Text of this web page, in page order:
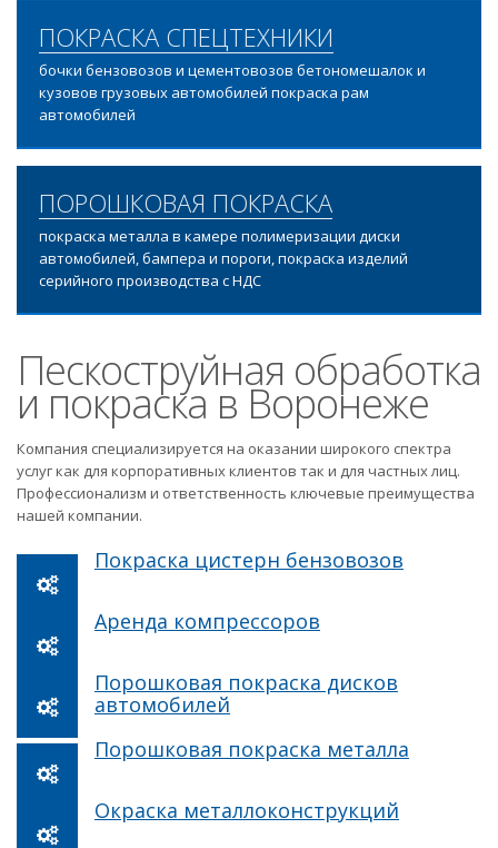
ПОКРАСКА СПЕЦТЕХНИКИ
бочки бензовозов и цементовозов бетономешалок и
кузовов грузовых автомобилей покраска рам
автомобилей
ПОРОШКОВАЯ ПОКРАСКА
покраска металла в камере полимеризации диски
автомобилей, бампера и пороги, покраска изделий
серийного производства с НДС
Пескоструйная обработка
и покраска в Воронеже
Компания специализируется на оказании широкого спектра
услуг как для корпоративных клиентов так и для частных лиц.
Профессионализм и ответственность ключевые преимущества
нашей компании.
Покраска цистерн бензовозов
Аренда компрессоров
Порошковая покраска дисков
автомобилей
Порошковая покраска металла
Окраска металлоконструкций